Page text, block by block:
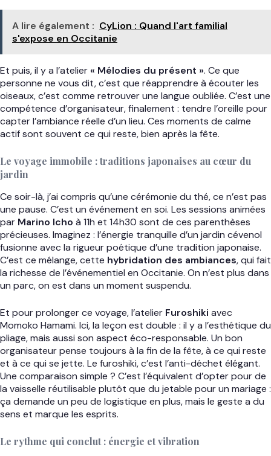
A lire également : CyLion : Quand l'art familial
s'expose en Occitanie
Et puis, il y a l’atelier« Mélodies du présent ». Ce que
personne ne vous dit, c’est que réapprendre à écouter les
oiseaux, c’est comme retrouver une langue oubliée. C’est une
compétence d’organisateur, finalement : tendre l’oreille pour
capter l’ambiance réelle d’un lieu. Ces moments de calme
actif sont souvent ce qui reste, bien après la fête.
Le voyage immobile : traditions japonaises au cœur du
jardin
Ce soir-là, j’ai compris qu’une cérémonie du thé, ce n’est pas
une pause. C’est un événement en soi. Les sessions animées
par Marino Icho à 11h et 14h30 sont de ces parenthèses
précieuses. Imaginez : l’énergie tranquille d’un jardin cévenol
fusionne avec la rigueur poétique d’une tradition japonaise.
C’est ce mélange, cette hybridation des ambiances, qui fait
la richesse de l’événementiel en Occitanie. On n’est plus dans
un parc, on est dans un moment suspendu.
Et pour prolonger ce voyage, l’atelier Furoshiki avec
Momoko Hamami. Ici, la leçon est double : il y a l’esthétique du
pliage, mais aussi son aspect éco-responsable. Un bon
organisateur pense toujours à la fin de la fête, à ce qui reste
et à ce qui se jette. Le furoshiki, c’est l’anti-déchet élégant.
Une comparaison simple ? C’est l’équivalent d’opter pour de
la vaisselle réutilisable plutôt que du jetable pour un mariage :
ça demande un peu de logistique en plus, mais le geste a du
sens et marque les esprits.
Le rythme qui conclut : énergie et vibration